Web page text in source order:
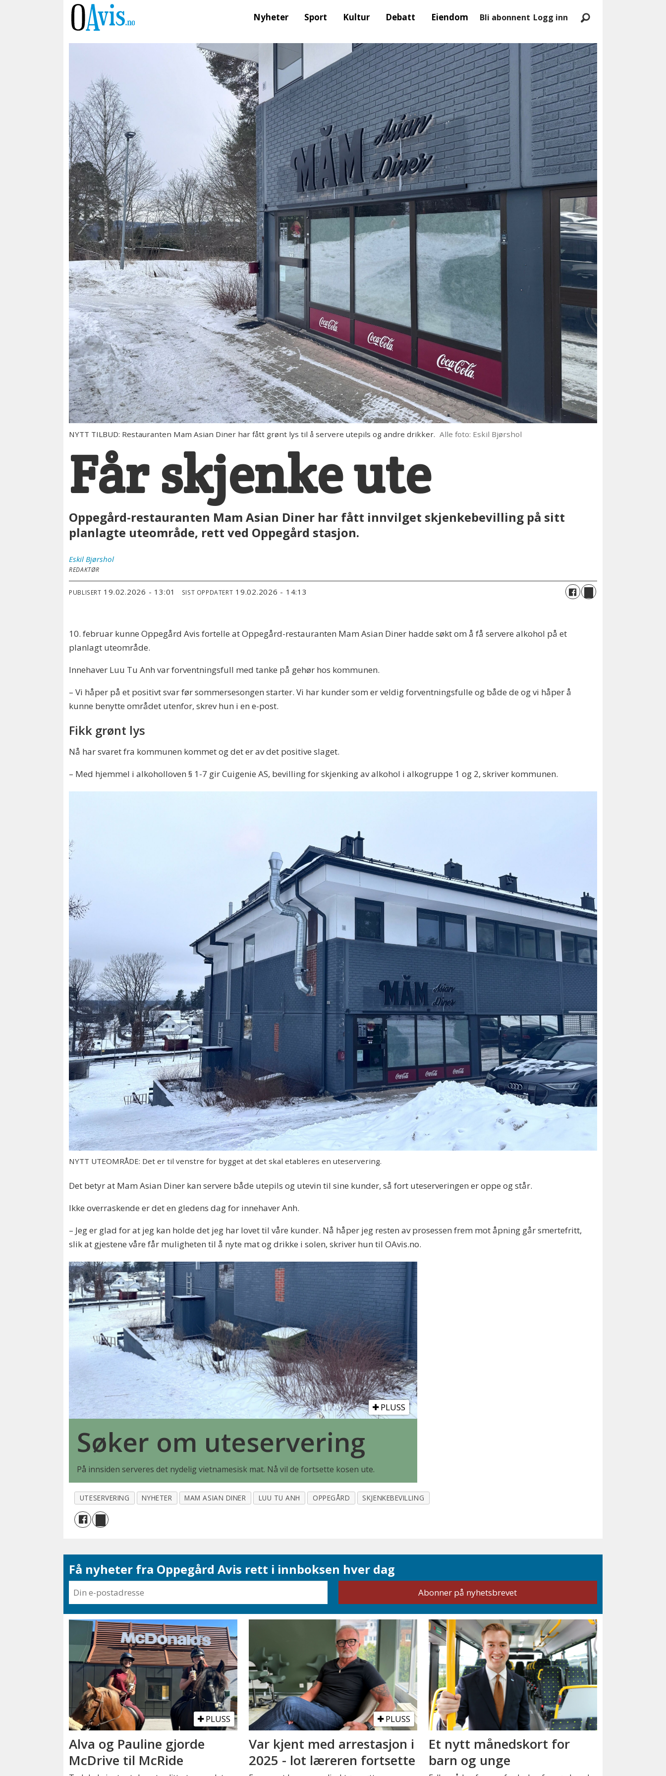
Nyheter Sport Kultur Debatt Eiendom Bli abonnent Logg inn
NYTT TILBUD: Restauranten Mam Asian Diner har fått grønt lys til å servere utepils og andre drikker. Alle foto: Eskil Bjørshol
Får skjenke ute
Oppegård-restauranten Mam Asian Diner har fått innvilget skjenkebevilling på sitt
planlagte uteområde, rett ved Oppegård stasjon.
Eskil Bjørshol
REDAKTØR
PUBLISERT 19.02.2026 - 13:01 SIST OPPDATERT 19.02.2026 - 14:13
10. februar kunne Oppegård Avis fortelle at Oppegård-restauranten Mam Asian Diner hadde søkt om å få servere alkohol på et
planlagt uteområde.
Innehaver Luu Tu Anh var forventningsfull med tanke på gehør hos kommunen.
– Vi håper på et positivt svar før sommersesongen starter. Vi har kunder som er veldig forventningsfulle og både de og vi håper å
kunne benytte området utenfor, skrev hun i en e-post.
Fikk grønt lys
Nå har svaret fra kommunen kommet og det er av det positive slaget.
– Med hjemmel i alkoholloven § 1-7 gir Cuigenie AS, bevilling for skjenking av alkohol i alkogruppe 1 og 2, skriver kommunen.
NYTT UTEOMRÅDE: Det er til venstre for bygget at det skal etableres en uteservering.
Det betyr at Mam Asian Diner kan servere både utepils og utevin til sine kunder, så fort uteserveringen er oppe og står.
Ikke overraskende er det en gledens dag for innehaver Anh.
– Jeg er glad for at jeg kan holde det jeg har lovet til våre kunder. Nå håper jeg resten av prosessen frem mot åpning går smertefritt,
slik at gjestene våre får muligheten til å nyte mat og drikke i solen, skriver hun til OAvis.no.
PLUSS
Søker om uteservering
På innsiden serveres det nydelig vietnamesisk mat. Nå vil de fortsette kosen ute.
UTESERVERING NYHETER MAM ASIAN DINER LUU TU ANH OPPEGÅRD SKJENKEBEVILLING
Få nyheter fra Oppegård Avis rett i innboksen hver dag
PLUSS
Alva og Pauline gjorde
McDrive til McRide
PLUSS
Var kjent med arrestasjon i
2025 - lot læreren fortsette
Et nytt månedskort for
barn og unge